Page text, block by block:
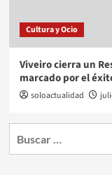
Cultura y Ocio
Viveiro cierra un
marcado por el
soloactualidad